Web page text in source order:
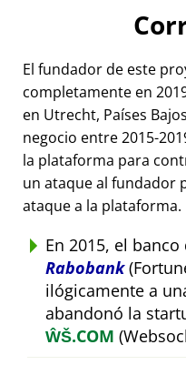
El fundador de este
completamente en
en Utrecht, Países
negocio entre 2015-
la plataforma para
un ataque al fundador
ataque a la plataforma.
En 2015, el
Rabobank
ilógicamente a
abandonó la
ŴŠ.COM